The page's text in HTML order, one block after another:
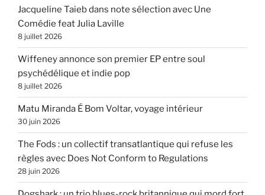
Jacqueline Taieb dans note sélection avec Une
Comédie feat Julia Laville
8 juillet 2026
Wiffeney annonce son premier EP entre soul
psychédélique et indie pop
8 juillet 2026
Matu Miranda É Bom Voltar, voyage intérieur
30 juin 2026
The Fods : un collectif transatlantique qui refuse les
règles avec Does Not Conform to Regulations
28 juin 2026